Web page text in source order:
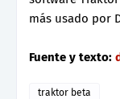
más usado por
Fuente y texto:
traktor beta